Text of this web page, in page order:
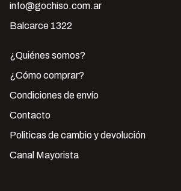
info@gochiso.com.ar
Balcarce 1322
¿Quiénes somos?
¿Cómo comprar?
Condiciones de envío
Contacto
Politicas de cambio y devolución
Canal Mayorista